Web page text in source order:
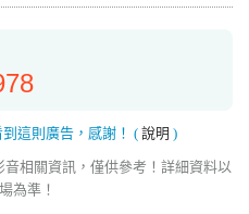
這則廣告，感謝！ ( 說明 )
相關資訊，僅供參考！詳細資料以
為準！